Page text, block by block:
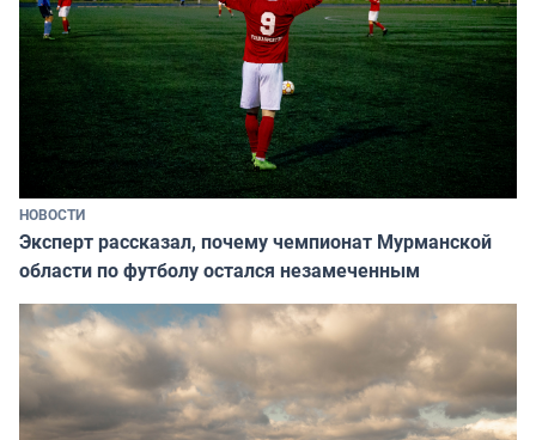
НОВОСТИ
Эксперт рассказал, почему чемпионат Мурманской
области по футболу остался незамеченным